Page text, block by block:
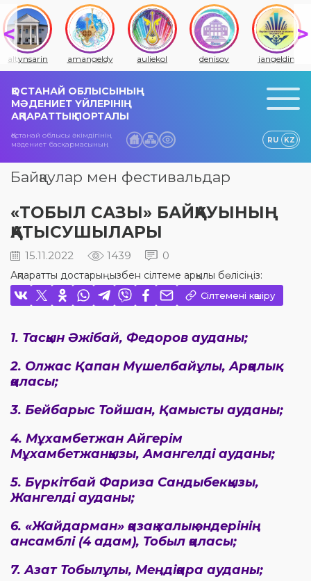
altynsarin amangeldy auliekol denisov jangeldin
ҚОСТАНАЙ ОБЛЫСЫНЫҢ
МӘДЕНИЕТ ҮЙЛЕРІНІҢ
АҚПАРАТТЫҚ ПОРТАЛЫ
Қостанай облысы әкімдігінің
мәдениет басқармасының
RU KZ
Байқаулар мен фестивальдар
«ТОБЫЛ САЗЫ» БАЙҚАУЫНЫҢ
ҚАТЫСУШЫЛАРЫ
15.11.2022 1439 0
Ақпаратты достарыңызбен сілтеме арқылы бөлісіңіз:
Сілтемені көшіру
1. Тасқын Әжібай, Федоров ауданы;
2. Олжас Қапан Мүшелбайұлы, Арқалық
қаласы;
3. Бейбарыс Тойшан, Қамысты ауданы;
4. Мұхамбетжан Айгерім
Мұхамбетжанқызы, Амангелді ауданы;
5. Бүркітбай Фариза Сандыбекқызы,
Жангелді ауданы;
6. «Жайдарман» қазақ халық әндерінің
ансамблі (4 адам), Тобыл қаласы;
7. Азат Тобылұлы, Меңдіқара ауданы;